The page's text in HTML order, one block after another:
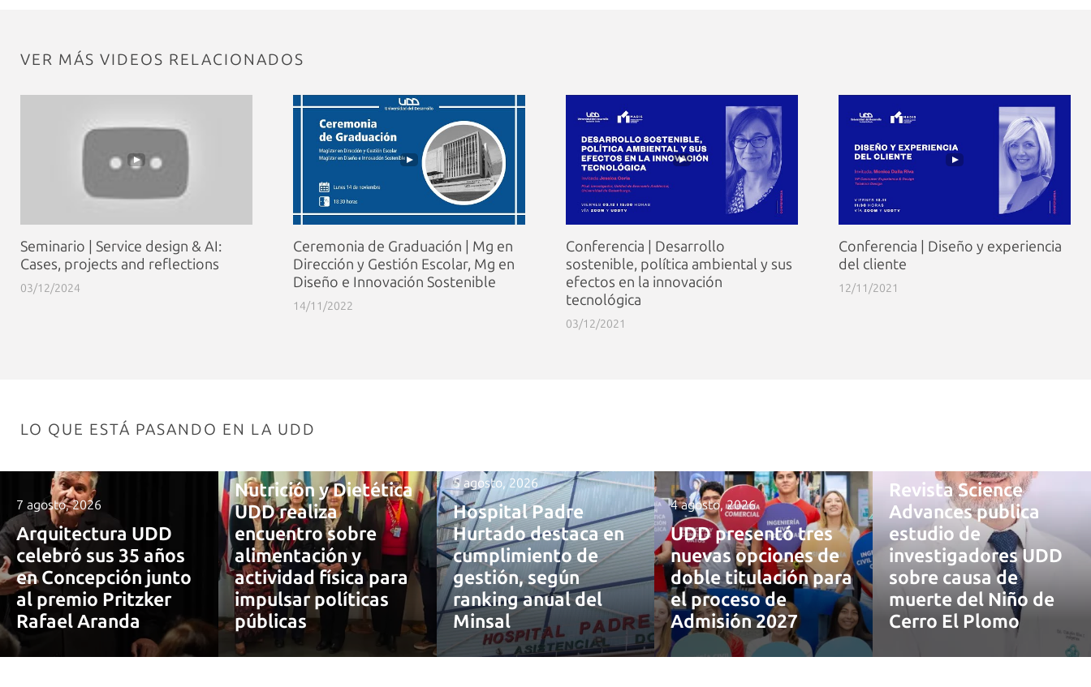
VER MÁS VIDEOS RELACIONADOS
Seminario | Service design & AI:
Cases, projects and reflections
03/12/2024
Ceremonia de Graduación | Mg en
Dirección y Gestión Escolar, Mg en
Diseño e Innovación Sostenible
14/11/2022
Conferencia | Desarrollo
sostenible, política ambiental y sus
efectos en la innovación
tecnológica
03/12/2021
Conferencia | Diseño y experiencia
del cliente
12/11/2021
LO QUE ESTÁ PASANDO EN LA UDD
7 agosto, 2026
Arquitectura UDD
celebró sus 35 años
en Concepción junto
al premio Pritzker
Rafael Aranda
Nutrición y Dietética
UDD realiza
encuentro sobre
alimentación y
actividad física para
impulsar políticas
públicas
5 agosto, 2026
Hospital Padre
Hurtado destaca en
cumplimiento de
gestión, según
ranking anual del
Minsal
4 agosto, 2026
UDD presentó tres
nuevas opciones de
doble titulación para
el proceso de
Admisión 2027
Revista Science
Advances publica
estudio de
investigadores UDD
sobre causa de
muerte del Niño de
Cerro El Plomo